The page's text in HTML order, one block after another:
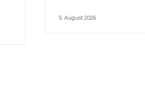
5. August 2026